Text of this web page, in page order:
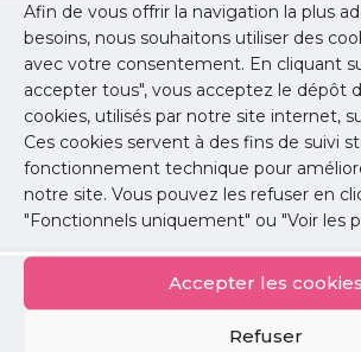
Afin de vous offrir la navigation la plus
besoins, nous souhaitons utiliser des
avec votre consentement. En cliquant
accepter tous", vous acceptez le dépôt
cookies, utilisés par notre site internet,
Ces cookies servent à des fins de suivi
fonctionnement technique pour
notre site. Vous pouvez les refuser en
"Fonctionnels uniquement" ou "Voir les
Accepter les cookies
Refuser
(nombre de place limité)
Informations
Date :
mercredi 23 novembre 2022
Horaire :
13h30 à 19h
Lieu :
Auditorium de la Région Île-de-